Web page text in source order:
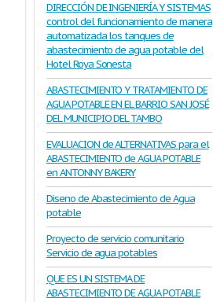
DIRECCIÓN DE INGENIERÍA Y SISTEMAS
control del funcionamiento de manera
automatizada los tanques de
abastecimiento de agua potable del
Hotel Roya Sonesta
ABASTECIMIENTO Y TRATAMIENTO DE
AGUA POTABLE EN EL BARRIO SAN JOSÉ
DEL MUNICIPIO DEL TAMBO
EVALUACION de ALTERNATIVAS para el
ABASTECIMIENTO de AGUA POTABLE
en ANTONNY BAKERY
Diseno de Abastecimiento de Agua
potable
Proyecto de servicio comunitario
Servicio de agua potables
QUE ES UN SISTEMA DE
ABASTECIMIENTO DE AGUA POTABLE